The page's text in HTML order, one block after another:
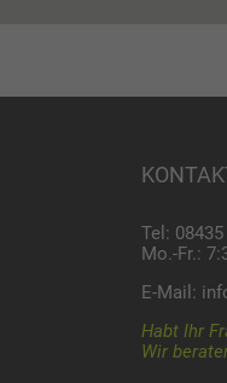
Tel:
Mo.-Fr.:
E-Mail:
Habt Ihr
Wir